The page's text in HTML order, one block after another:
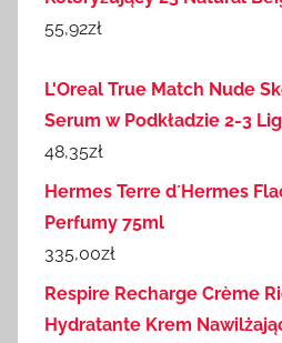
55,92zł
L'Oreal True Match Nude
Serum w Podkładzie 2-3
48,35zł
Hermes Terre d´Hermes
Perfumy 75ml
335,00zł
Respire Recharge Crème
Hydratante Krem